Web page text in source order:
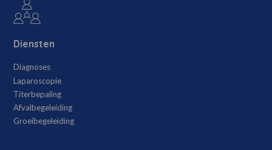
Diensten
Diagnoses
Laparoscopie
Titerbepaling
Afvalbegeleiding
Groeibegeleiding